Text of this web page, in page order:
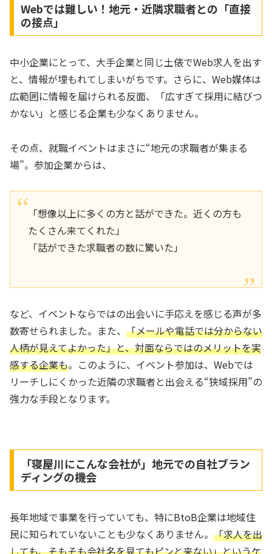
Webでは難しい！地元・近隣求職者との「直接
の接点」
中小企業にとって、大手企業と同じ土俵でWeb求人を出す
と、情報が埋もれてしまいがちです。さらに、Web媒体は
広範囲に情報を届けられる反面、「広すぎて採用に結びつ
かない」と感じる企業も少なくありません。
その点、就職イベントはまさに“地元の求職者が集まる
場”。参加企業からは、
「想像以上に多くの方と話ができた。近くの方も
たくさん来てくれた」
「話ができた求職者の数に驚いた」
など、イベントならではの出会いに手応えを感じる声が多
数寄せられました。また、 「メールや電話では分からない
人柄が見えてよかった」と、対面ならではのメリットを実
感する企業も。このように、イベント参加は、Webでは
リーチしにくかった近隣の求職者と出会える“狭域採用”の
強力な手段となります。
「寝屋川にこんな会社が」地元での自社ブラン
ディングの機会
長年地域で事業を行っていても、特にBtoB企業は地域住
民に知られていないことも少なくありません。 「求人を出
しても、そもそも会社名を見てもピンと来ない」というケ